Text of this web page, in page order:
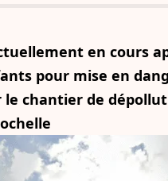
en cours
pour mise en
chantier de